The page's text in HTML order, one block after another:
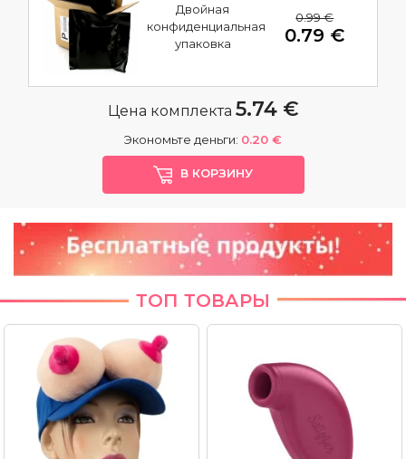
Двойная
конфиденциальная
упаковка
0.99 €
0.79 €
Цена комплекта 5.74 €
Экономьте деньги: 0.20 €
В КОРЗИНУ
ТОП ТОВАРЫ